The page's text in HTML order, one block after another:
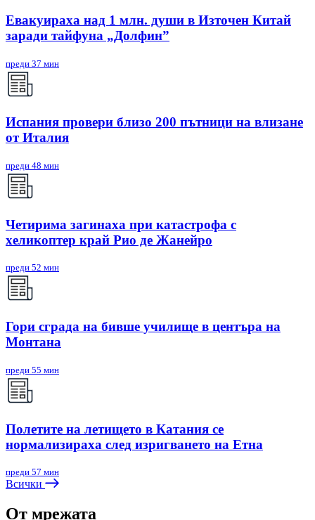
Евакуираха над 1 млн. души в Източен Китай
заради тайфуна „Долфин”
преди 37 мин
Испания провери близо 200 пътници на влизане
от Италия
преди 48 мин
Четирима загинаха при катастрофа с
хеликоптер край Рио де Жанейро
преди 52 мин
Гори сграда на бивше училище в центъра на
Монтана
преди 55 мин
Полетите на летището в Катания се
нормализираха след изригването на Етна
преди 57 мин
Всички
От мрежата